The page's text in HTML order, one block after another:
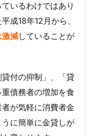
いるわけではあり
成18年12月から、
激減していることが
貸付の抑制」、「貸
債務者の増加を食
が気軽に消費者金
に簡単に金貸しが